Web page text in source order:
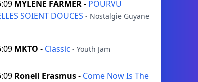
MYLENE FARMER- POURVU
SOIENT DOUCES - Nostalgie Guyane
MKTO - Classic - Youth Jam
Ronell Erasmus- Come Now Is The